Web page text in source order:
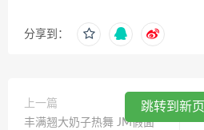
分享到：
上一篇
丰满翘大奶子热舞 JM假面
跳转到新